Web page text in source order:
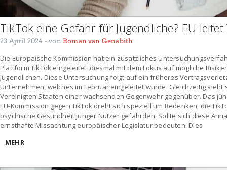
TikTok eine Gefahr für Jugendliche? EU
23 April 2024 - von Roman van Genabith
Die Europäische Kommission hat ein zusätzliches
Plattform TikTok eingeleitet, diesmal mit dem Fokus auf mögliche
Jugendlichen. Diese Untersuchung folgt auf ein früheres
Unternehmen, welches im Februar eingeleitet wurde. Gleichzeitig sieht
Vereinigten Staaten einer wachsenden Gegenwehr gegenüber. Das
EU-Kommission gegen TikTok dreht sich speziell um Bedenken, die
psychische Gesundheit junger Nutzer gefährden. Sollte sich diese
ernsthafte Missachtung europäischer Legislatur bedeuten. Dies
MEHR